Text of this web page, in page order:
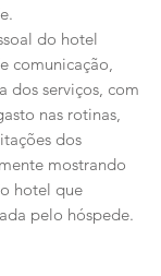
do hotel
comunicação,
dos serviços, com
nas rotinas,
dos
mostrando
hotel que
pelo hóspede.